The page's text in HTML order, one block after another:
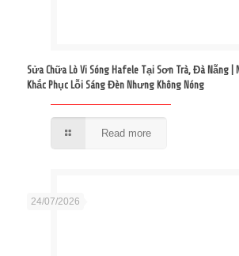
Sửa Chữa Lò Vi Sóng Hafele Tại Sơn Trà, Đà Nẵng |
Khắc Phục Lỗi Sáng Đèn Nhưng Không Nóng
Read more
24/07/2026